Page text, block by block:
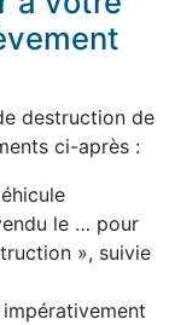
destruction de
ci-après :
le … pour
», suivie